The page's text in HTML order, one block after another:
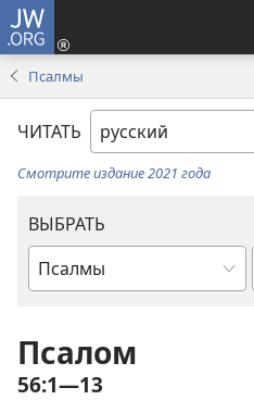
JW.ORG
Псалмы
ЧИТАТЬ
Смотрите издание 2021 года
ВЫБРАТЬ
по
Библии
Псалом
56:1—13